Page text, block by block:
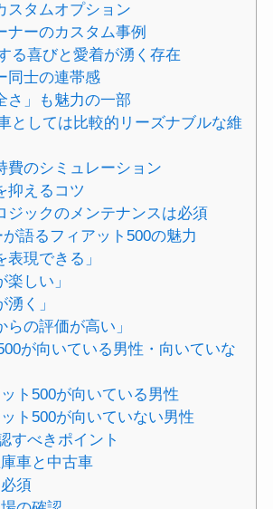
スタムオプション
ナーのカスタム事例
る喜びと愛着が湧く存在
同士の連帯感
さ」も魅力の一部
としては比較的リーズナブルな維
費のシミュレーション
抑えるコツ
ジックのメンテナンスは必須
語るフィアット500の魅力
表現できる」
楽しい」
湧く」
らの評価が高い」
が向いている男性・向いていな
ト500が向いている男性
ト500が向いていない男性
すべきポイント
車と中古車
須